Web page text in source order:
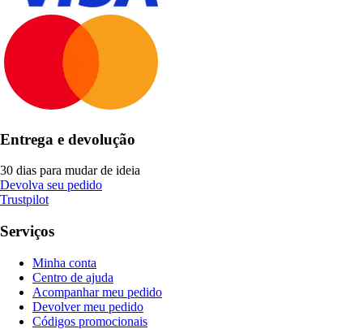
Entrega e devolução
30 dias para mudar de ideia
Devolva seu pedido
Trustpilot
Serviços
Minha conta
Centro de ajuda
Acompanhar meu pedido
Devolver meu pedido
Códigos promocionais